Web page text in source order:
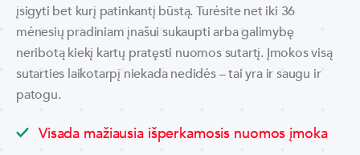
įsigyti bet kurį patinkantį būstą. Turėsite net iki 36
mėnesių pradiniam įnašui sukaupti arba galimybę
neribotą kiekį kartų pratęsti nuomos sutartį. Įmokos visą
sutarties laikotarpį niekada nedidės – tai yra ir saugu ir
patogu.
Visada mažiausia išperkamosis nuomos įmoka